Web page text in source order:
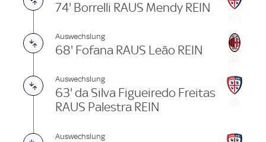
74' Borrelli RAUS Mendy REIN
Auswechslung
68' Fofana RAUS Leão REIN
Auswechslung
63' da Silva Figueiredo Freitas
RAUS Palestra REIN
Auswechslung